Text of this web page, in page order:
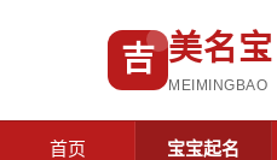
吉 美名宝
MEIMINGBAO
首页 宝宝起名